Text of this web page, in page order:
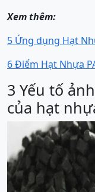
Xem thêm:
5 Ứng dụng Hạt
6 Điểm Hạt Nhựa
3 Yếu tố
của hạt